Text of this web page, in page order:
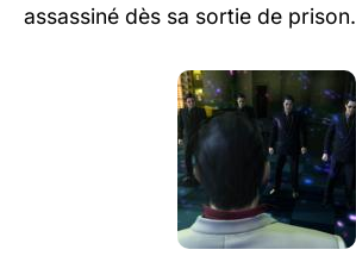
assassiné dès sa sortie de prison.